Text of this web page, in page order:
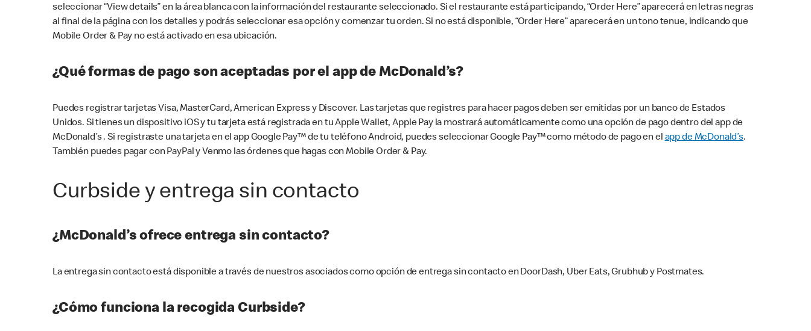
seleccionar “View details” en la área blanca con la información del restaurante seleccionado. Si el restaurante está participando, “Order Here” aparecerá en letras negras
al final de la página con los detalles y podrás seleccionar esa opción y comenzar tu orden. Si no está disponible, “Order Here” aparecerá en un tono tenue, indicando que
Mobile Order & Pay no está activado en esa ubicación.
¿Qué formas de pago son aceptadas por el app de McDonald’s?
Puedes registrar tarjetas Visa, MasterCard, American Express y Discover. Las tarjetas que registres para hacer pagos deben ser emitidas por un banco de Estados
Unidos. Si tienes un dispositivo iOS y tu tarjeta está registrada en tu Apple Wallet, Apple Pay la mostrará automáticamente como una opción de pago dentro del app de
McDonald’s . Si registraste una tarjeta en el app Google Pay™ de tu teléfono Android, puedes seleccionar Google Pay™ como método de pago en elapp de McDonald’s.
También puedes pagar con PayPal y Venmo las órdenes que hagas con Mobile Order & Pay.
Curbside y entrega sin contacto
¿McDonald’s ofrece entrega sin contacto?
La entrega sin contacto está disponible a través de nuestros asociados como opción de entrega sin contacto en DoorDash, Uber Eats, Grubhub y Postmates.
¿Cómo funciona la recogida Curbside?